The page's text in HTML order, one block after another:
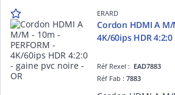
ERARD
Cordon HDMI A M/
4K/60ips HDR
Réf Rexel : EAD7883
Réf Fab :7883